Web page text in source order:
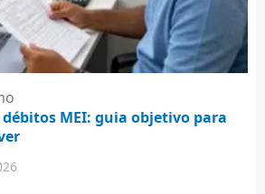
MEI: guia objetivo para